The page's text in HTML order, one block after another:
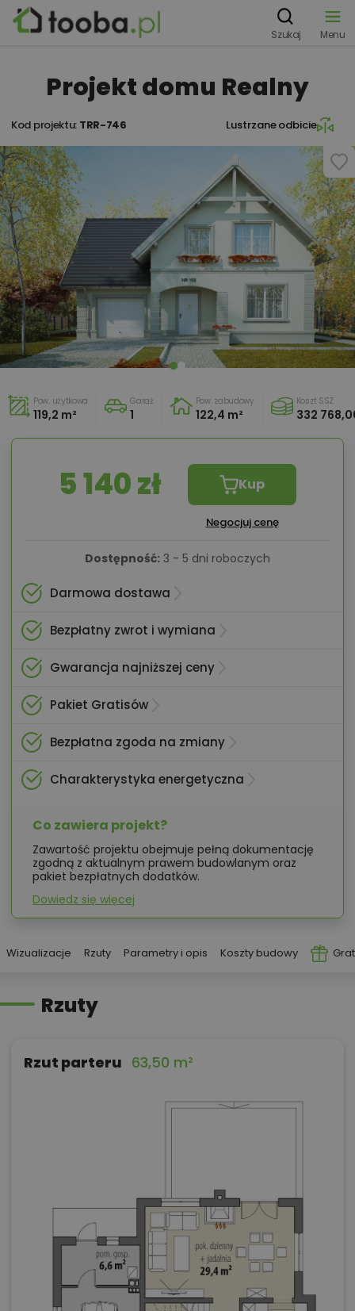
Szukaj Menu
Projekt domu Realny
Kod projektu: TRR-746 Lustrzane odbicie
Pow. użytkowa
119,2 m²
Garaż
1
Pow. zabudowy
122,4 m²
Koszt SSZ
332
5 140 zł Kup
Negocjuj cenę
Dostępność: 3 - 5 dni roboczych
Darmowa dostawa
Bezpłatny zwrot i wymiana
Gwarancja najniższej ceny
Pakiet Gratisów
Bezpłatna zgoda na zmiany
Charakterystyka energetyczna
Co zawiera projekt?
Zawartość projektu obejmuje pełną dokumentację
zgodną z aktualnym prawem budowlanym oraz
pakiet bezpłatnych dodatków.
Dowiedz się więcej
Wizualizacje Rzuty Parametry i opis Koszty budowy
Rzuty
Rzut parteru 63,50 m²